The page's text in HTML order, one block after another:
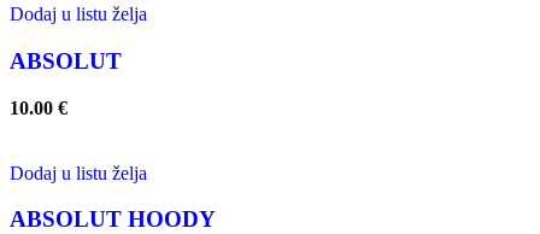
Dodaj u listu želja
ABSOLUT
10.00 €
Dodaj u listu želja
ABSOLUT HOODY